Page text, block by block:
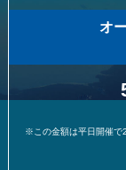
オ
※この金額は平日開催で